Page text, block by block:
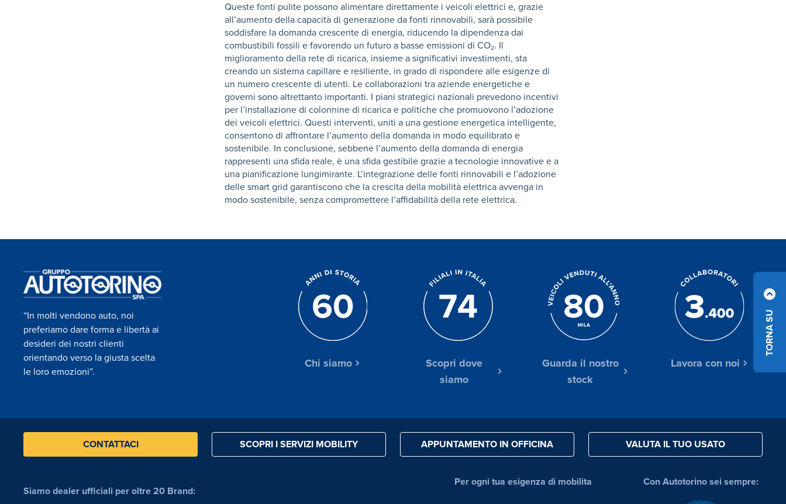
Queste fonti pulite possono alimentare direttamente i veicoli elettrici e, grazie
all’aumento della capacità di generazione da fonti rinnovabili, sarà possibile
soddisfare la domanda crescente di energia, riducendo la dipendenza dai
combustibili fossili e favorendo un futuro a basse emissioni di CO₂. Il
miglioramento della rete di ricarica, insieme a significativi investimenti, sta
creando un sistema capillare e resiliente, in grado di rispondere alle esigenze di
un numero crescente di utenti. Le collaborazioni tra aziende energetiche e
governi sono altrettanto importanti. I piani strategici nazionali prevedono incentivi
per l’installazione di colonnine di ricarica e politiche che promuovono l’adozione
dei veicoli elettrici. Questi interventi, uniti a una gestione energetica intelligente,
consentono di affrontare l’aumento della domanda in modo equilibrato e
sostenibile. In conclusione, sebbene l’aumento della domanda di energia
rappresenti una sfida reale, è una sfida gestibile grazie a tecnologie innovative e a
una pianificazione lungimirante. L’integrazione delle fonti rinnovabili e l’adozione
delle smart grid garantiscono che la crescita della mobilità elettrica avvenga in
modo sostenibile, senza compromettere l’affidabilità della rete elettrica.
“In molti vendono auto, noi
preferiamo dare forma e libertà ai
desideri dei nostri clienti
orientando verso la giusta scelta
le loro emozioni”.
Chi siamo
Scopri dove
siamo
Guarda il nostro
stock
Lavora con noi
TORNA SU
CONTATTACI SCOPRI I SERVIZI MOBILITY APPUNTAMENTO IN OFFICINA VALUTA IL TUO USATO
Siamo dealer ufficiali per oltre 20 Brand:
Per ogni tua esigenza di mobilita Con Autotorino sei sempre: